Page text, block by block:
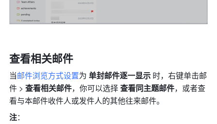
查看相关邮件
当邮件浏览方式设置为 单封邮件逐一显示 时，右键单击邮
件 > 查看相关邮件，你可以选择 查看同主题邮件，或者查
看与本邮件收件人或发件人的其他往来邮件。
注：